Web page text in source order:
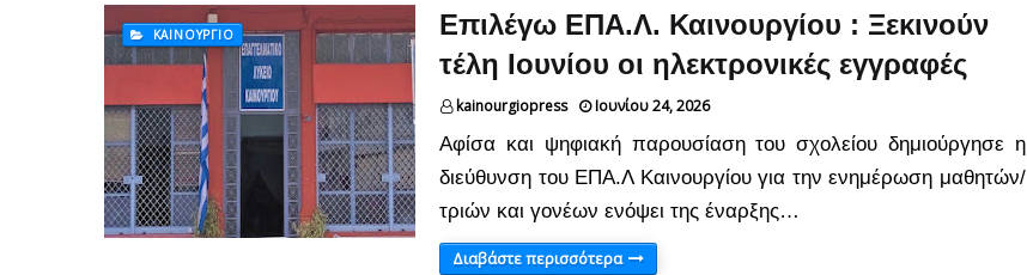
ΚΑΙΝΟΎΡΓΙΟ
Επιλέγω ΕΠΑ.Λ. Καινουργίου : Ξεκινούν
τέλη Ιουνίου οι ηλεκτρονικές εγγραφές
kainourgiopress Ιουνίου 24, 2026
Αφίσα και ψηφιακή παρουσίαση του σχολείου δημιούργησε η
διεύθυνση του ΕΠΑ.Λ Καινουργίου για την ενημέρωση μαθητών/
τριών και γονέων ενόψει της έναρξης…
Διαβάστε περισσότερα